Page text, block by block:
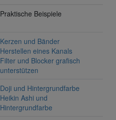
Praktische Beispiele
Kerzen und Bänder
Herstellen eines Kanals
Filter und Blocker grafisch
unterstützen
Doji und Hintergrundfarbe
Heikin Ashi und
Hintergrundfarbe